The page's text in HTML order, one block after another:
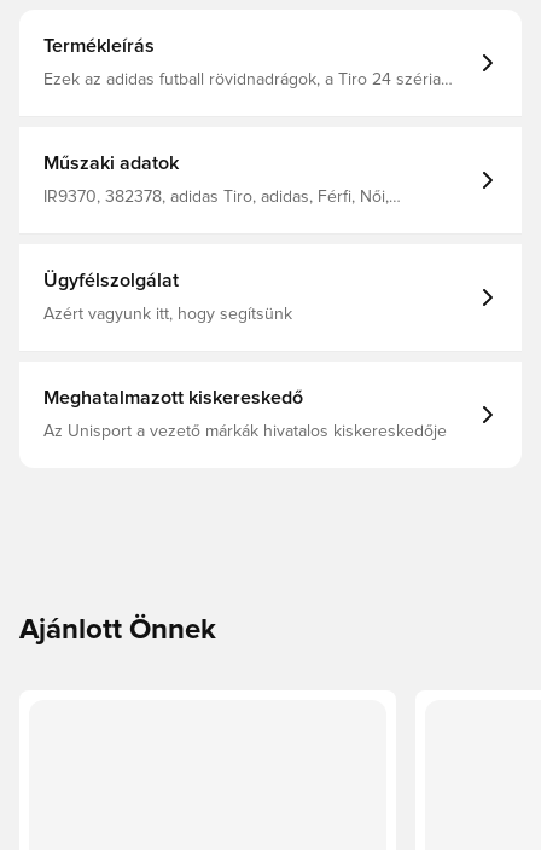
Termékleírás
Ezek az adidas futball rövidnadrágok, a Tiro 24 széria
akkor is, ha maximális fordulatszámon pörögsz. Normál
Műszaki adatok
IR9370, 382378, adidas Tiro, adidas, Férfi, Női,
Ügyfélszolgálat
Azért vagyunk itt, hogy segítsünk
Meghatalmazott kiskereskedő
Az Unisport a vezető márkák hivatalos kiskereskedője
Ajánlott Önnek